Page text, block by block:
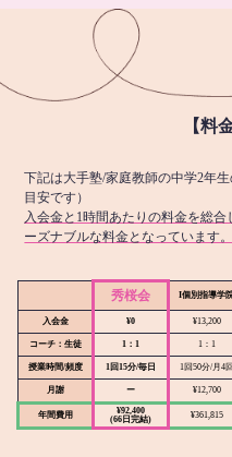
【料
下記は大手塾/家庭教師の中学2年
目安です）
入会金と1時間あたりの料金を総
ーズナブルな料金となっています。
秀桜会 I個別指導学
入会金 ¥0 ¥13,200
コーチ：生徒 1：1 1：1
授業時間/頻度 1回15分/毎日 1回50分/月4回
月謝 ー ¥12,700
年間費用
¥92,400
(66日完結)
¥361,815